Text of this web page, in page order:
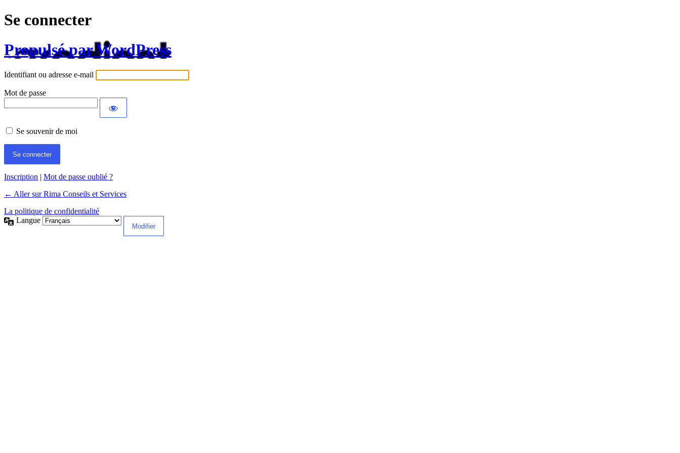
Se connecter
Propulsé par WordPress
Identifiant ou adresse e-mail
Mot de passe
Se souvenir de moi
Inscription | Mot de passe oublié ?
← Aller sur Rima Conseils et Services
La politique de confidentialité
Langue